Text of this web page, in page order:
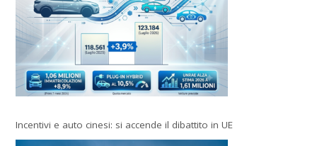
Incentivi e auto cinesi: si accende il dibattito in UE